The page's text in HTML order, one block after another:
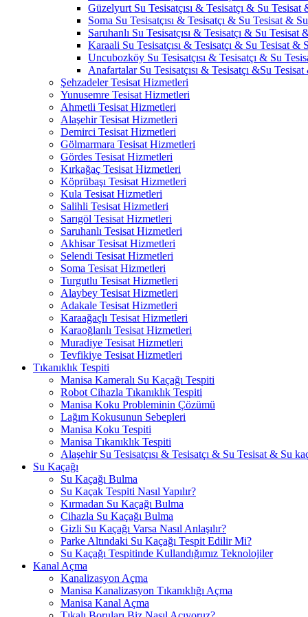
Güzelyurt Su Tesisatçısı & Tesisatçı & Su Tesisat
Soma Su Tesisatçısı & Tesisatçı & Su Tesisat &
Saruhanlı Su Tesisatçısı & Tesisatçı & Su Tesisat
Karaali Su Tesisatçısı & Tesisatçı & Su Tesisat &
Uncubozköy Su Tesisatçısı & Tesisatçı & Su
Anafartalar Su Tesisatçısı & Tesisatçı &Su
Şehzadeler Tesisat Hizmetleri
Yunusemre Tesisat Hizmetleri
Ahmetli Tesisat Hizmetleri
Alaşehir Tesisat Hizmetleri
Demirci Tesisat Hizmetleri
Gölmarmara Tesisat Hizmetleri
Gördes Tesisat Hizmetleri
Kırkağaç Tesisat Hizmetleri
Köprübaşı Tesisat Hizmetleri
Kula Tesisat Hizmetleri
Salihli Tesisat Hizmetleri
Sarıgöl Tesisat Hizmetleri
Saruhanlı Tesisat Hizmetleri
Akhisar Tesisat Hizmetleri
Selendi Tesisat Hizmetleri
Soma Tesisat Hizmetleri
Turgutlu Tesisat Hizmetleri
Alaybey Tesisat Hizmetleri
Adakale Tesisat Hizmetleri
Karaağaçlı Tesisat Hizmetleri
Karaoğlanlı Tesisat Hizmetleri
Muradiye Tesisat Hizmetleri
Tevfikiye Tesisat Hizmetleri
Tıkanıklık Tespiti
Manisa Kameralı Su Kaçağı Tespiti
Robot Cihazla Tıkanıklık Tespiti
Manisa Koku Probleminin Çözümü
Lağım Kokusunun Sebepleri
Manisa Koku Tespiti
Manisa Tıkanıklık Tespiti
Alaşehir Su Tesisatçısı & Tesisatçı & Su Tesisat & Su
Su Kaçağı
Su Kaçağı Bulma
Su Kaçak Tespiti Nasıl Yapılır?
Kırmadan Su Kaçağı Bulma
Cihazla Su Kaçağı Bulma
Gizli Su Kaçağı Varsa Nasıl Anlaşılır?
Parke Altındaki Su Kaçağı Tespit Edilir Mi?
Su Kaçağı Tespitinde Kullandığımız Teknolojiler
Kanal Açma
Kanalizasyon Açma
Manisa Kanalizasyon Tıkanıklığı Açma
Manisa Kanal Açma